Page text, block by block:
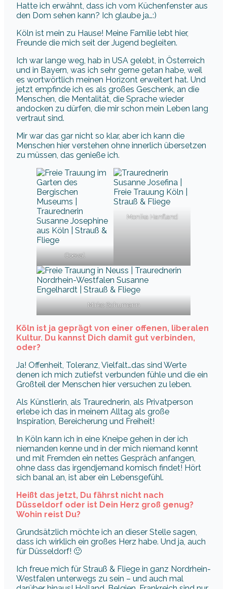
Hatte ich erwähnt, dass ich vom Küchenfenster aus
den Dom sehen kann? Ich glaube ja…:)
Köln ist mein zu Hause! Meine Familie lebt hier,
Freunde die mich seit der Jugend begleiten.
Ich war lange weg, hab in USA gelebt, in Österreich
und in Bayern, was ich sehr gerne getan habe, weil
es wortwörtlich meinen Horizont erweitert hat. Und
jetzt empfinde ich es als großes Geschenk, an die
Menschen, die Mentalität, die Sprache wieder
andocken zu dürfen, die mir schon mein Leben lang
vertraut sind.
Mir war das gar nicht so klar, aber ich kann die
Menschen hier verstehen ohne innerlich übersetzen
zu müssen, das genieße ich.
Coeval
Monika Hanfland
Mirko Schumann
Köln ist ja geprägt von einer offenen, liberalen
Kultur. Du kannst Dich damit gut verbinden,
oder?
Ja! Offenheit, Toleranz, Vielfalt…das sind Werte
denen ich mich zutiefst verbunden fühle und die ein
Großteil der Menschen hier versuchen zu leben.
Als Künstlerin, als Traurednerin, als Privatperson
erlebe ich das in meinem Alltag als große
Inspiration, Bereicherung und Freiheit!
In Köln kann ich in eine Kneipe gehen in der ich
niemanden kenne und in der mich niemand kennt
und mit Fremden ein nettes Gespräch anfangen,
ohne dass das irgendjemand komisch findet! Hört
sich banal an, ist aber ein Lebensgefühl.
Heißt das jetzt, Du fährst nicht nach
Düsseldorf oder ist Dein Herz groß genug?
Wohin reist Du?
Grundsätzlich möchte ich an dieser Stelle sagen,
dass ich wirklich ein großes Herz habe. Und ja, auch
für Düsseldorf! 🙂
Ich freue mich für Strauß & Fliege in ganz Nordrhein-
Westfalen unterwegs zu sein – und auch mal